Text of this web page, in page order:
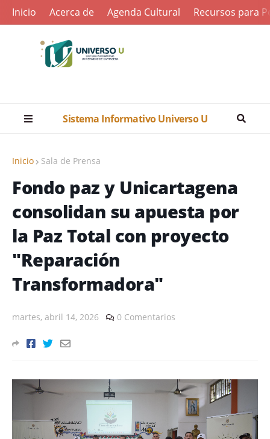
Inicio Acerca de Agenda Cultural Recursos para
Sistema Informativo Universo U
Inicio Sala de Prensa
Fondo paz y Unicartagena
consolidan su apuesta por
la Paz Total con proyecto
"Reparación
Transformadora"
martes, abril 14, 2026 0 Comentarios